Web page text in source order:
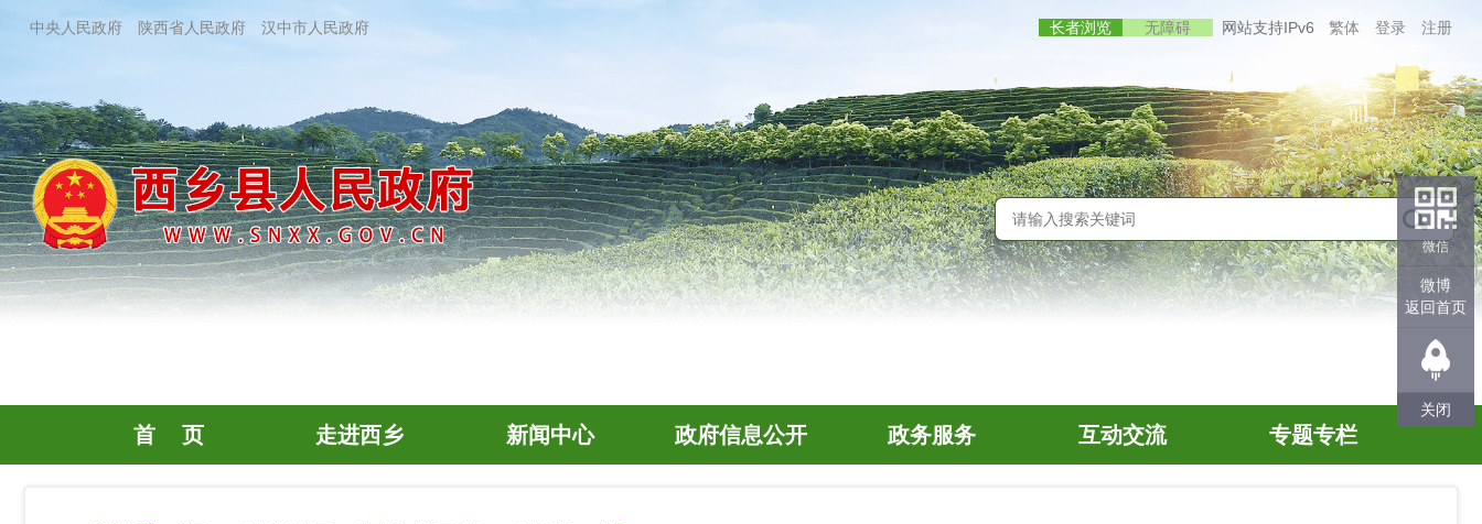
中央人民政府 陕西省人民政府 汉中市人民政府 长者浏览 无障碍 网站支持IPv6 繁体 登录 注册
首 页 走进西乡 新闻中心 政府信息公开 政务服务 互动交流 专题专栏
微信
微博
返回首页
关闭